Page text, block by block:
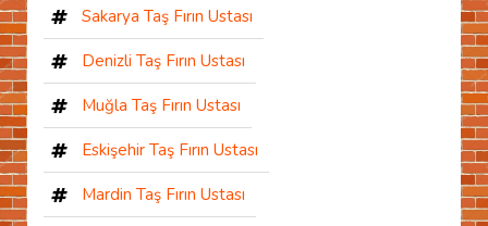
Sakarya Taş Fırın Ustası
Denizli Taş Fırın Ustası
Muğla Taş Fırın Ustası
Eskişehir Taş Fırın Ustası
Mardin Taş Fırın Ustası